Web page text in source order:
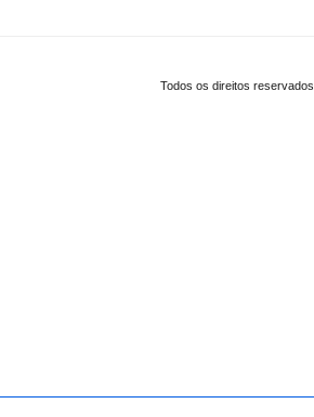
Todos os direitos reservados